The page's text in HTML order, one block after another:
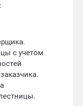
с учетом